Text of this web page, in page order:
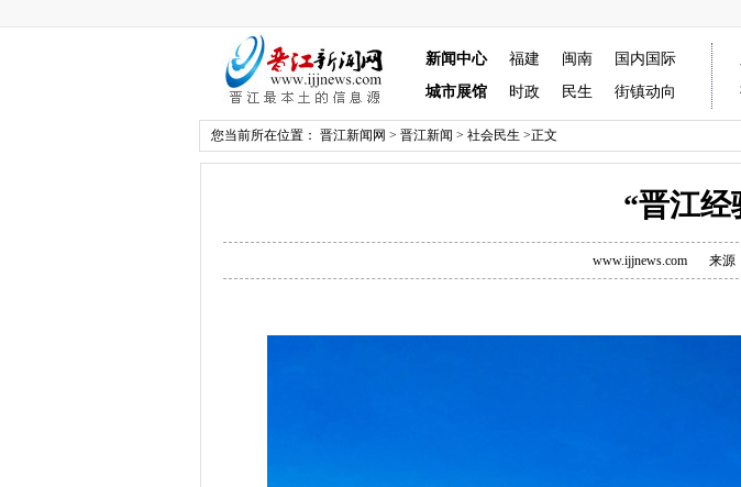
新闻中心 福建 闽南
国内国际
城市展馆
时政 民生 街镇动向
您当前所在位置： 晋江新闻网 > 晋江新闻 > 社会民生 >正文
“晋江经
www.ijjnews.com 来源